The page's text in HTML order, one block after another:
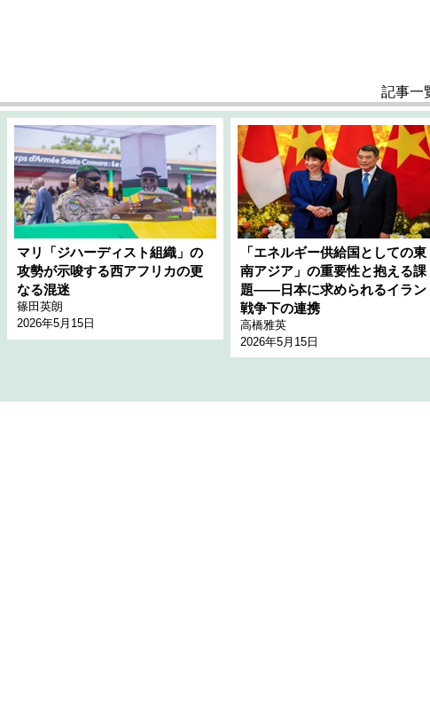
記事一
マリ「ジハーディスト組織」の
攻勢が示唆する西アフリカの更
なる混迷
篠田英朗
2026年5月15日
「エネルギー供給国としての東
南アジア」の重要性と抱える課
題――日本に求められるイラン
戦争下の連携
高橋雅英
2026年5月15日